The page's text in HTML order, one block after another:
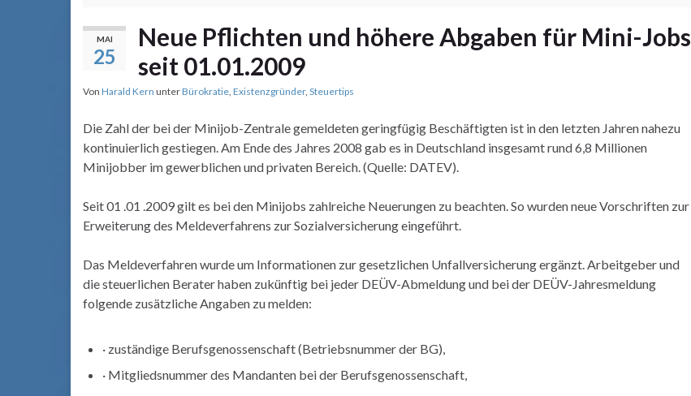
MAI
25
Neue Pflichten und höhere Abgaben für Mini-Jobs
seit 01.01.2009
Von Harald Kern unterBürokratie, Existenzgründer, Steuertips
Die Zahl der bei der Minijob-Zentrale gemeldeten geringfügig Beschäftigten ist in den letzten Jahren nahezu
kontinuierlich gestiegen. Am Ende des Jahres 2008 gab es in Deutschland insgesamt rund 6,8 Millionen
Minijobber im gewerblichen und privaten Bereich. (Quelle: DATEV).
Seit 01 .01 .2009 gilt es bei den Minijobs zahlreiche Neuerungen zu beachten. So wurden neue Vorschriften zur
Erweiterung des Meldeverfahrens zur Sozialversicherung eingeführt.
Das Meldeverfahren wurde um Informationen zur gesetzlichen Unfallversicherung ergänzt. Arbeitgeber und
die steuerlichen Berater haben zukünftig bei jeder DEÜV-Abmeldung und bei der DEÜV-Jahresmeldung
folgende zusätzliche Angaben zu melden:
· zuständige Berufsgenossenschaft (Betriebsnummer der BG),
· Mitgliedsnummer des Mandanten bei der Berufsgenossenschaft,